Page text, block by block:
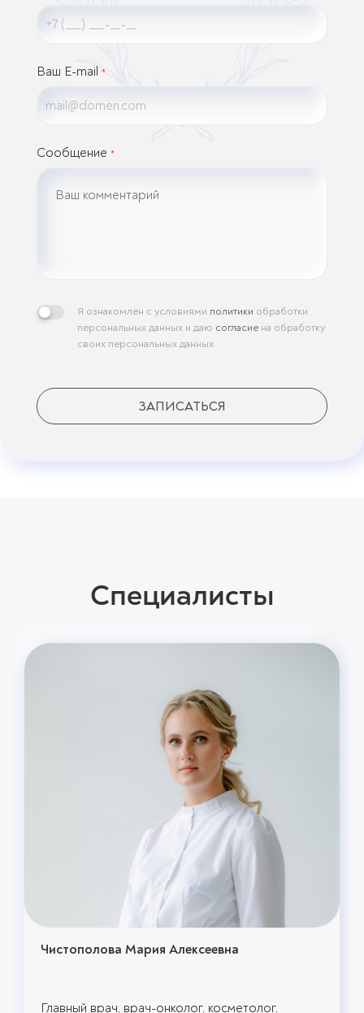
Ваш E-mail *
Сообщение *
Я ознакомлен с условиями политики обработки
персональных данных и даю согласие на обработку
своих персональных данных
ЗАПИСАТЬСЯ
Специалисты
Чистополова Мария Алексеевна
Главный врач, врач-онколог, косметолог,